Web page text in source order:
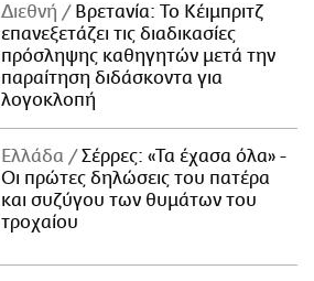
Διεθνή
Βρετανία: Το Κέιμπριτζ
επανεξετάζει τις διαδικασίες
πρόσληψης καθηγητών μετά την
παραίτηση διδάσκοντα για
λογοκλοπή
Ελλάδα
Σέρρες: «Τα έχασα όλα» -
Οι πρώτες δηλώσεις του πατέρα
και συζύγου των θυμάτων του
τροχαίου